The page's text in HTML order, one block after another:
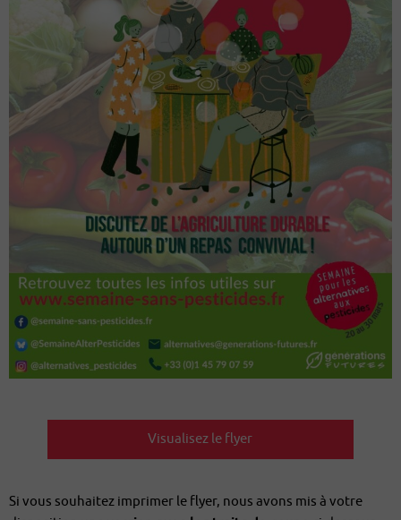
Visualisez le flyer
Si vous souhaitez imprimer le flyer, nous avons mis à votre